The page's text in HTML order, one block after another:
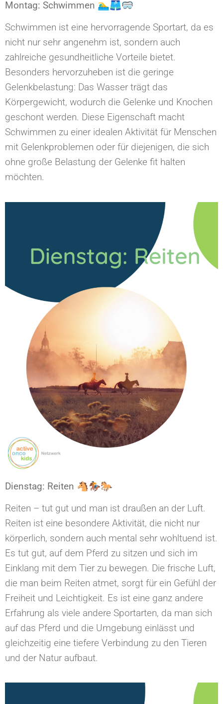
Montag: Schwimmen 🏊‍♂️🩳🥽
Schwimmen ist eine hervorragende Sportart, da es
nicht nur sehr angenehm ist, sondern auch
zahlreiche gesundheitliche Vorteile bietet.
Besonders hervorzuheben ist die geringe
Gelenkbelastung: Das Wasser trägt das
Körpergewicht, wodurch die Gelenke und Knochen
geschont werden. Diese Eigenschaft macht
Schwimmen zu einer idealen Aktivität für Menschen
mit Gelenkproblemen oder für diejenigen, die sich
ohne große Belastung der Gelenke fit halten
möchten.
Dienstag: Reiten 🐴🏇🐎
Reiten – tut gut und man ist draußen an der Luft.
Reiten ist eine besondere Aktivität, die nicht nur
körperlich, sondern auch mental sehr wohltuend ist.
Es tut gut, auf dem Pferd zu sitzen und sich im
Einklang mit dem Tier zu bewegen. Die frische Luft,
die man beim Reiten atmet, sorgt für ein Gefühl der
Freiheit und Leichtigkeit. Es ist eine ganz andere
Erfahrung als viele andere Sportarten, da man sich
auf das Pferd und die Umgebung einlässt und
gleichzeitig eine tiefere Verbindung zu den Tieren
und der Natur aufbaut.